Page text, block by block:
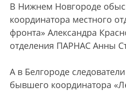
В Нижнем Новгороде
координатора местного
фронта» Александра
отделения ПАРНАС Анны
А в Белгороде
бывшего координатора